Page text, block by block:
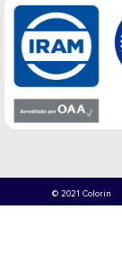
© 2021 Colorin